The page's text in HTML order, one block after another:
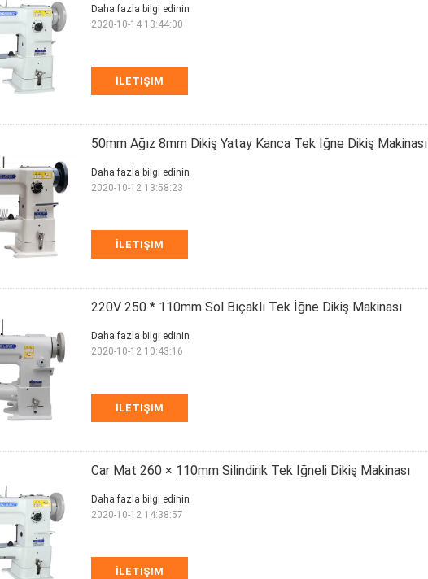
İLETIŞIM
Daha fazla bilgi edinin
2020-10-14 13:44:00
50mm Ağız 8mm Dikiş Yatay Kanca Tek İğne Dikiş Makinası
İLETIŞIM
Daha fazla bilgi edinin
2020-10-12 13:58:23
220V 250 * 110mm Sol Bıçaklı Tek İğne Dikiş Makinası
İLETIŞIM
Daha fazla bilgi edinin
2020-10-12 10:43:16
Car Mat 260 × 110mm Silindirik Tek İğneli Dikiş Makinası
İLETIŞIM
Daha fazla bilgi edinin
2020-10-12 14:38:57